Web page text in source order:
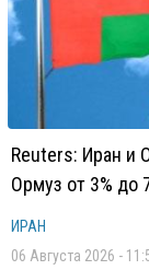
Reuters: Иран и
Ормуз от 3% до
ИРАН
06 Августа 2026 -